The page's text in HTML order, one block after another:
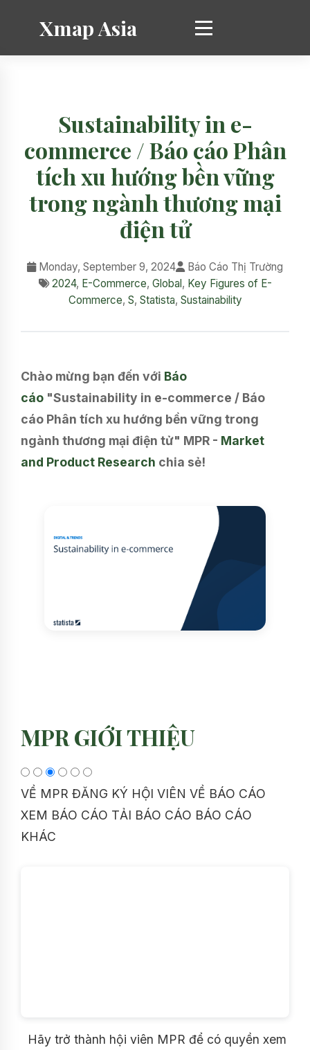
Xmap Asia
Sustainability in e-
commerce / Báo cáo Phân
tích xu hướng bền vững
trong ngành thương mại
điện tử
Monday, September 9, 2024
Báo Cáo Thị Trường
2024, E-Commerce, Global, Key Figures of E-
Commerce, S, Statista, Sustainability
Chào mừng bạn đến với Báo
cáo "Sustainability in e-commerce / Báo
cáo Phân tích xu hướng bền vững trong
ngành thương mại điện tử" MPR - Market
and Product Research chia sẻ!
MPR GIỚI THIỆU
VỀ MPR ĐĂNG KÝ HỘI VIÊN VỀ BÁO CÁO
XEM BÁO CÁO TẢI BÁO CÁO BÁO CÁO
KHÁC
Hãy trở thành hội viên MPR để có quyền xem